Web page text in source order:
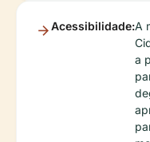
Acessibilidade:A
a